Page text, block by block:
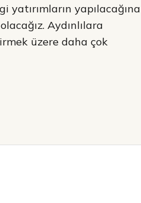
yatırımların yapılacağına
Aydınlılara
üzere daha çok